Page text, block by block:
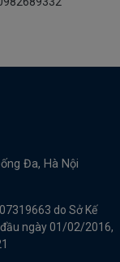
Đa, Hà Nội
do Sở Kế
ngày 01/02/2016,